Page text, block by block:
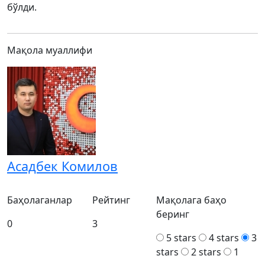
бўлди.
Мақола муаллифи
Асадбек Комилов
Баҳолаганлар
0
Рейтинг
3
Мақолага баҳо
беринг
5 stars
4 stars
3
stars
2 stars
1